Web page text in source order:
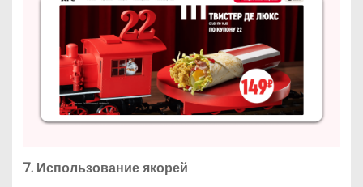
7. Использование якорей